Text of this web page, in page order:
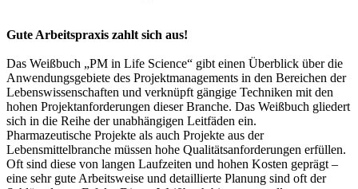
Gute Arbeitspraxis zahlt sich aus!
Das Weißbuch „PM in Life Science“ gibt einen Überblick über die
Anwendungsgebiete des Projektmanagements in den Bereichen der
Lebenswissenschaften und verknüpft gängige Techniken mit den
hohen Projektanforderungen dieser Branche. Das Weißbuch gliedert
sich in die Reihe der unabhängigen Leitfäden ein.
Pharmazeutische Projekte als auch Projekte aus der
Lebensmittelbranche müssen hohe Qualitätsanforderungen erfüllen.
Oft sind diese von langen Laufzeiten und hohen Kosten geprägt –
eine sehr gute Arbeitsweise und detaillierte Planung sind oft der